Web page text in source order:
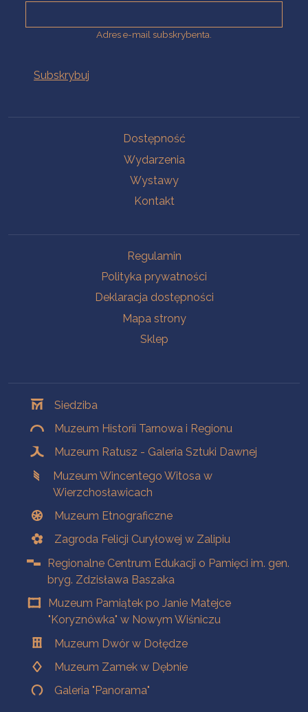
Adres e-mail subskrybenta.
Dostępność
Wydarzenia
Wystawy
Kontakt
Regulamin
Polityka prywatności
Deklaracja dostępności
Mapa strony
Sklep
Siedziba
Muzeum Historii Tarnowa i Regionu
Muzeum Ratusz - Galeria Sztuki Dawnej
Muzeum Wincentego Witosa w
Wierzchosławicach
Muzeum Etnograficzne
Zagroda Felicji Curyłowej w Zalipiu
Regionalne Centrum Edukacji o Pamięci im. gen.
bryg. Zdzisława Baszaka
Muzeum Pamiątek po Janie Matejce
"Koryznówka" w Nowym Wiśniczu
Muzeum Dwór w Dołędze
Muzeum Zamek w Dębnie
Galeria "Panorama"